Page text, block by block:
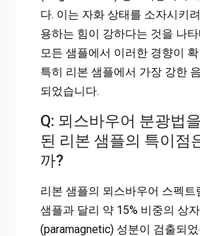
다. 이는 자화 상태를 소자시키
용하는 힘이 강하다는 것을 나
모든 샘플에서 이러한 경향이
특히 리본 샘플에서 가장 강한
되었습니다.
Q: 뫼스바우어 분광법
된 리본 샘플의 특이점
까?
리본 샘플의 뫼스바우어 스펙트
샘플과 달리 약 15% 비중의 상
(paramagnetic) 성분이 검출되